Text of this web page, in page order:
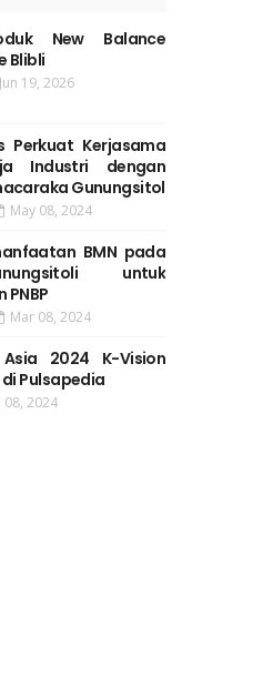
New Balance
Blibli
Jun 19, 2026
Perkuat Kerjasama
Industri dengan
Gunungsitol
May 08, 2024
BMN pada
untuk
Mar 08, 2024
2024 K-Vision
Pulsapedia
08, 2024